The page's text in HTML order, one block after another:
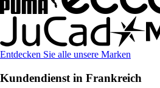
Entdecken Sie alle unsere Marken
Kundendienst in Frankreich